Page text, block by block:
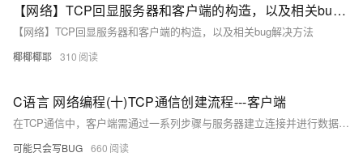
【网络】TCP回显服务器和客户端的构造，以及相关bug解决方法
【网络】TCP回显服务器和客户端的构造，以及相关bug解决方法
椰椰椰耶 310
C语言 网络编程(十)TCP通信创建流程---客户端
在TCP通信中，客户端需通过一系列步骤与服务器建立连接并进行数据传输。首先使用 `socket()` 函数创建一个流式套接字，然后通过 `connect()` 函数连接服务器。连接成功后，可以使用 `send()` 和 `recv()` 函数进行数据发送和接收。最后展示了一个完整的客户端示例代码，实现了与服务器的通信过程。
可能只会写BUG 660